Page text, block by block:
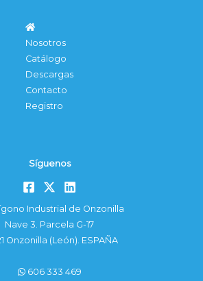
Nosotros
Catálogo
Descargas
Contacto
Registro
Síguenos
Industrial de Onzonilla
Nave 3. Parcela G-17
Onzonilla (León). ESPAÑA
606 333 469